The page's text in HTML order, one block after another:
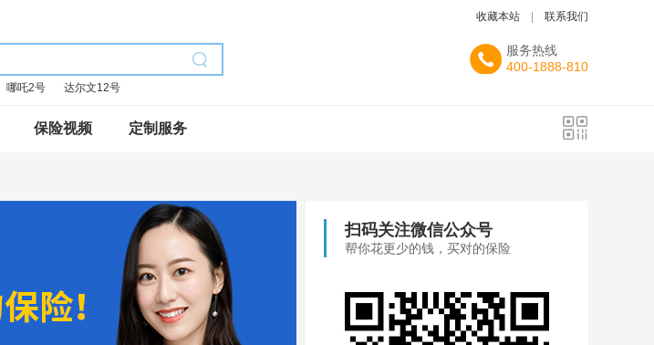
收藏本站 联系我们
哪吒2号 达尔文12号
服务热线
400-1888-810
保险视频 定制服务
扫码关注微信公众号
帮你花更少的钱，买对的保险